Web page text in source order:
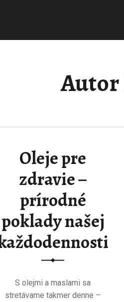
Autor
Oleje pre
zdravie –
prírodné
poklady našej
S olejmi a maslami sa
stretávame takmer denne –